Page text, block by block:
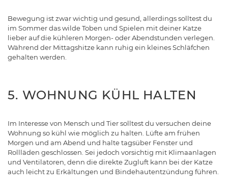
Bewegung ist zwar wichtig und gesund, allerdings solltest du
im Sommer das wilde Toben und Spielen mit deiner Katze
lieber auf die kühleren Morgen- oder Abendstunden verlegen.
Während der Mittagshitze kann ruhig ein kleines Schläfchen
gehalten werden.
5. WOHNUNG KÜHL HALTEN
Im Interesse von Mensch und Tier solltest du versuchen deine
Wohnung so kühl wie möglich zu halten. Lüfte am frühen
Morgen und am Abend und halte tagsüber Fenster und
Rollläden geschlossen. Sei jedoch vorsichtig mit Klimaanlagen
und Ventilatoren, denn die direkte Zugluft kann bei der Katze
auch leicht zu Erkältungen und Bindehautentzündung führen.